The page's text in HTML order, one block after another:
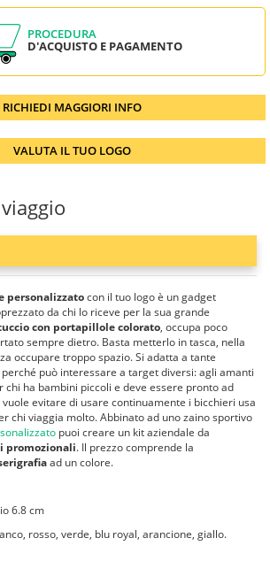
PROCEDURA
D'ACQUISTO E PAGAMENTO
RICHIEDI MAGGIORI INFO
VALUTA IL TUO LOGO
personalizzatocon il tuo logo è un gadget
da chi lo riceve per la sua grande
con portapillole colorato, occupa poco
sempre dietro. Basta metterlo in tasca, nella
occupare troppo spazio. Si adatta a tante
può interessare a target diversi: agli amanti
ha bambini piccoli e deve essere pronto ad
evitare di usare continuamente i bicchieri usa
chi viaggia molto. Abbinato ad uno zaino sportivo
puoi creare un kit aziendale da
promozionali. Il prezzo comprende la
ad un colore.
6.8 cm
rosso, verde, blu royal, arancione, giallo.